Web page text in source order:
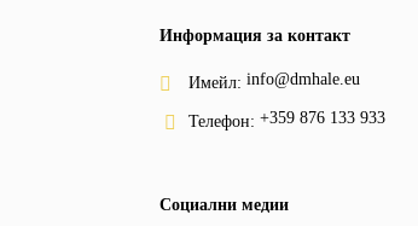
Информация за контакт
Имейл: info@dmhale.eu
Телефон: +359 876 133 933
Социални медии